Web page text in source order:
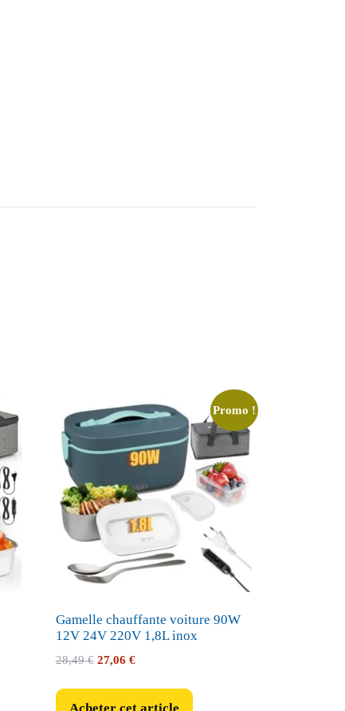
Promo !
Gamelle chauffante voiture 90W
12V 24V 220V 1,8L inox
28,49€ Le
27,06 €Le